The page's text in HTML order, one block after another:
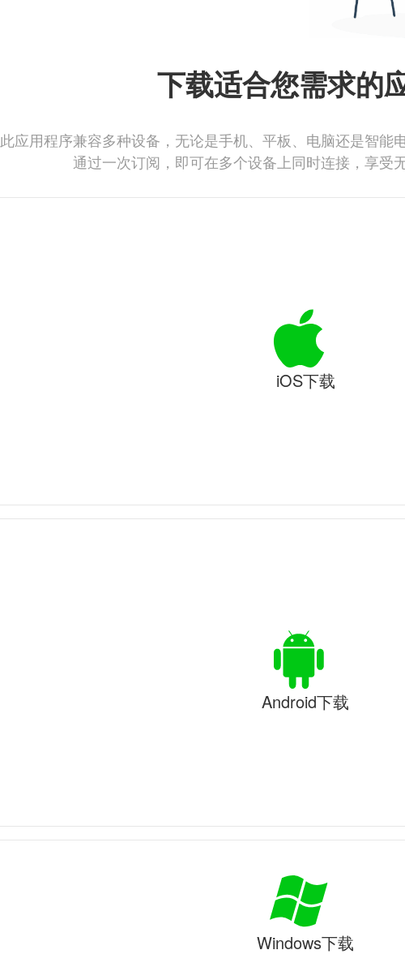
下载适合您需求的
此应用程序兼容多种设备，无论是手机、平板、电脑还是智能
通过一次订阅，即可在多个设备上同时连接，享受
iOS下载
Android下载
Windows下载